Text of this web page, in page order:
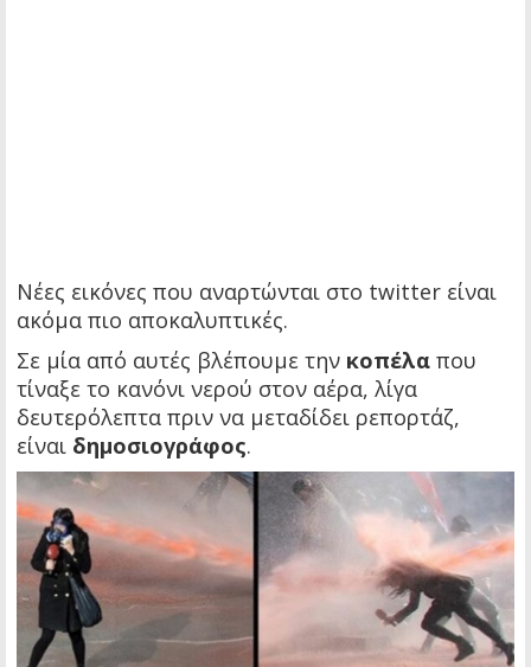
Νέες εικόνες που αναρτώνται στο twitter είναι
ακόμα πιο αποκαλυπτικές.
Σε μία από αυτές βλέπουμε την κοπέλα που
τίναξε το κανόνι νερού στον αέρα, λίγα
δευτερόλεπτα πριν να μεταδίδει ρεπορτάζ,
είναι δημοσιογράφος.